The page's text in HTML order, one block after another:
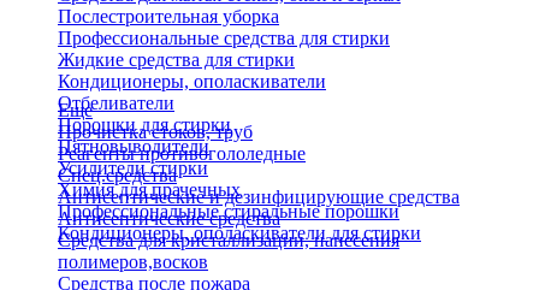
Послестроительная уборка
Профессиональные средства для стирки
Жидкие средства для стирки
Кондиционеры, ополаскиватели
Отбеливатели
Порошки для стирки
Пятновыводители
Усилители стирки
Химия для прачечных
Профессиональные стиральные порошки
Кондиционеры, ополаскиватели для стирки
Еще
Прочистка стоков, труб
Реагенты противогололедные
Спец.средства
Антисептические и дезинфицирующие средства
Антисептические средства
Средства для кристаллизации, нанесения
полимеров,восков
Средства после пожара